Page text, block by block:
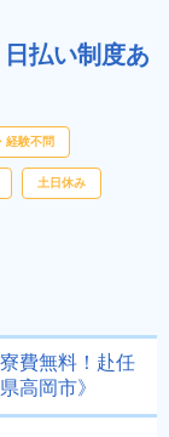
払い制度あ
経験不問
土日休み
費無料！赴任
高岡市》